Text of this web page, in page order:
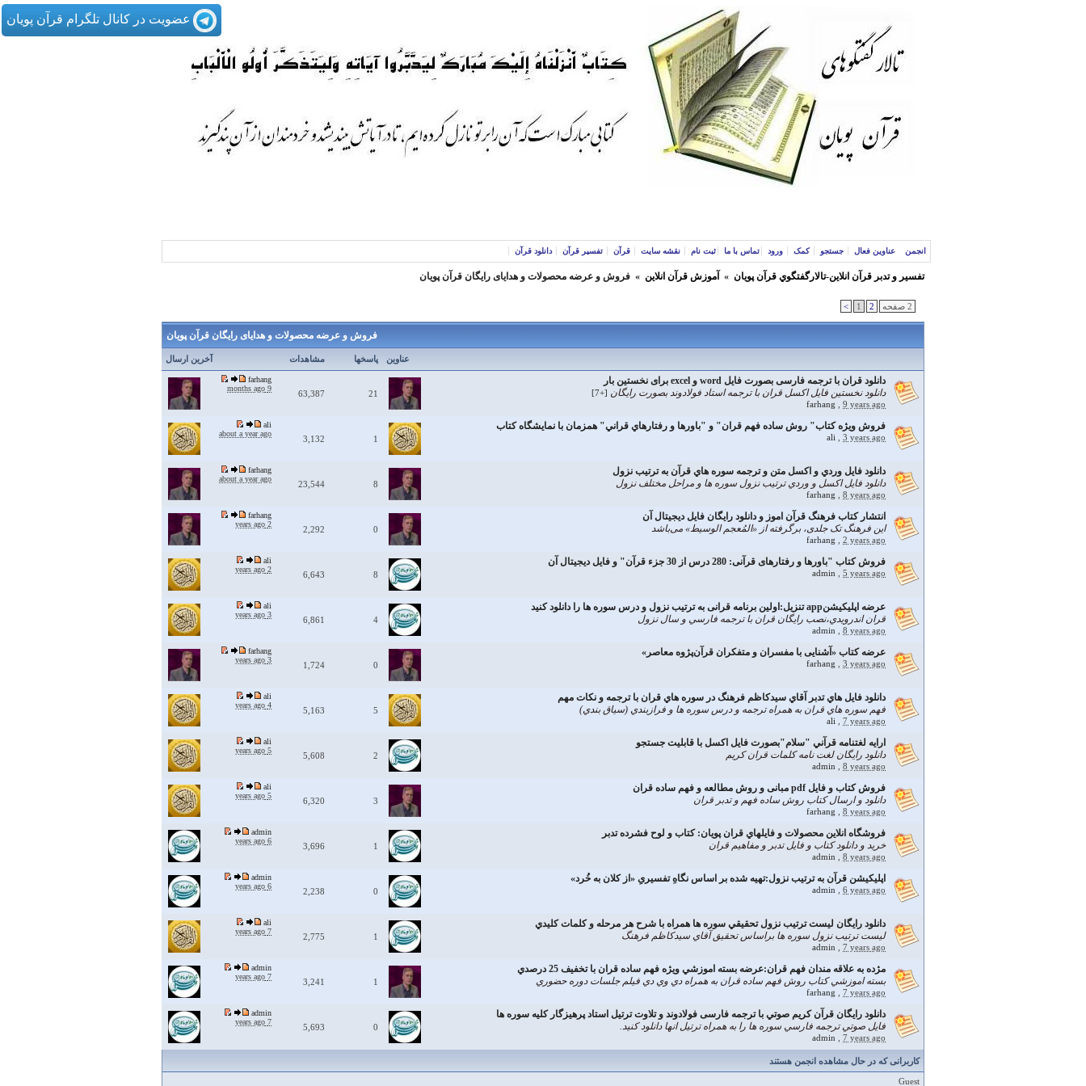
عضویت در کانال تلگرام قرآن پویان
انجمن عناوین فعال جستجو کمک ورود تماس با ما ثبت نام نقشه سایت قرآن تفسیر قرآن دانلود قرآن
تفسير و‌ تدبر قرآن انلاين-تالارگفتگوي قرآن پویان » آموزش قرآن انلاین » فروش و عرضه محصولات و هدایای رایگان قرآن پویان
2 صفحه 1 2
>
فروش و عرضه محصولات و هدایای رایگان قرآن پویان
عناوین پاسخها مشاهدات آخرین ارسال
دانلود قران با ترجمه فارسی بصورت فایل word و excel برای نخستین بار
دانلود نخستین فایل اکسل قران با ترجمه استاد فولادوند بصورت رایگان [+7]
farhang
9 years ago
21
63,387
farhang
9 months ago
فروش ويژه كتاب" روش ساده فهم قران" و "باورها و رفتارهاي قراني" همزمان با نمايشگاه كتاب
ali 3 years ago
1
3,132
ali
about a year ago
دانلود فايل وردي و اكسل متن و ترجمه سوره هاي قرآن به ترتيب نزول
دانلود فايل اكسل و وردي ترتيب نزول سوره ها و مراحل مختلف نزول
farhang 8 years ago
8
23,544
farhang
about a year ago
انتشار کتاب فرهنگ قرآن اموز و دانلود رایگان فایل دیجیتال آن
این فرهنگ تک جلدی، برگرفته از «المُعجم الوسیط» می‌باشد
farhang 2 years ago
0
2,292
farhang
2 years ago
فروش کتاب "باورها و رفتارهای قرآنی: 280 درس از 30 جزء قرآن" و فایل دیجیتال آن
admin 5 years ago
8
6,643
ali
2 years ago
عرضه اپلیکیشنapp تنزیل:اولین برنامه قرانی به ترتیب نزول و درس سوره ها را دانلود کنید
قران اندرويدي،نصب رايگان قران با ترجمه فارسي و سال نزول
admin 8 years ago
4
6,861
ali
3 years ago
عرضه کتاب «آشنایی با مفسران و متفکران قرآن‌پژوه معاصر»
farhang 3 years ago
0
1,724
farhang
3 years ago
دانلود فايل هاي تدبر آقاي سيدكاظم فرهنگ در سوره هاي قران با ترجمه و نكات مهم
فهم سوره هاي قران به همراه ترجمه و درس سوره ها و فرازبندي (سياق بندي)
ali 7 years ago
5
5,163
ali
4 years ago
ارايه لغتنامه قرآني "سلام"بصورت فايل اكسل با قابليت جستجو
دانلود رايگان لغت نامه كلمات قران كريم
admin 8 years ago
2
5,608
ali
5 years ago
فروش کتاب و فایل pdf مبانی و روش مطالعه و فهم ساده قران
دانلود و ارسال کتاب روش ساده فهم و تدبر قران
farhang 8 years ago
3
6,320
ali
5 years ago
فروشگاه انلاين محصولات و فايلهاي قران پويان: کتاب و لوح فشرده تدبر
خريد و دانلود كتاب و فايل تدبر و مفاهیم قران
admin 8 years ago
1
3,696
admin
6 years ago
اپلیکیشن قرآن به ترتیب نزول:تهيه شده بر اساس نگاهِ تفسیریِ «از کلان به خُرد»
admin 6 years ago
0
2,238
admin
6 years ago
دانلود رايگان ليست ترتيب نزول تحقيقي سوره ها همراه با شرح هر مرحله و كلمات كليدي
ليست ترتيب نزول سوره ها براساس تحقيق آقاي سيدكاظم فرهنگ
admin 7 years ago
1
2,775
ali
7 years ago
مژده به علاقه مندان فهم قران:عرضه بسته اموزشي ويژه فهم ساده قران با تخفيف 25 درصدي
بسته اموزشي كتاب روش فهم ساده قران به همراه دي وي دي فيلم جلسات دوره حضوري
farhang 7 years ago
1
3,241
admin
7 years ago
دانلود رايگان قرآن کریم صوتي با ترجمه فارسی فولادوند و تلاوت ترتيل استاد پرهيزگار كليه سوره ها
فايل صوتي ترجمه فارسي سوره ها را به همراه ترتيل انها دانلود كنيد.
admin 7 years ago
0
5,693
admin
7 years ago
کاربرانی که در حال مشاهده انجمن هستند
Guest